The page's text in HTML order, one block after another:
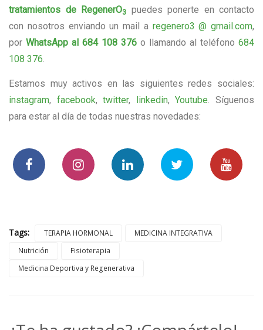
tratamientos de RegenerO3
puedes ponerte en contacto
con nosotros enviando un mail a regenero3 @ gmail.com,
por WhatsApp al 684 108 376 o llamando al teléfono 684
108 376.
Estamos muy activos en las siguientes redes sociales:
instagram, facebook,twitter, linkedin,Youtube. Síguenos
para estar al día de todas nuestras novedades:
Tags: TERAPIA HORMONAL
MEDICINA INTEGRATIVA
Nutrición
Fisioterapia
Medicina Deportiva y Regenerativa